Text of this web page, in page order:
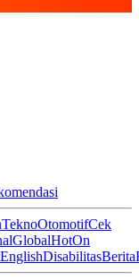
TeknoOtomotifCek
GlobalHotOn
EnglishDisabilitasBerita